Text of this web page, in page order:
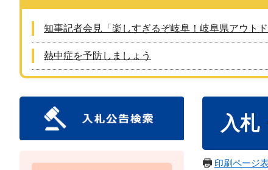
知事記者会見「楽しすぎるぞ岐阜！岐阜県アウト
熱中症を予防しましょう
入札
印刷ページ